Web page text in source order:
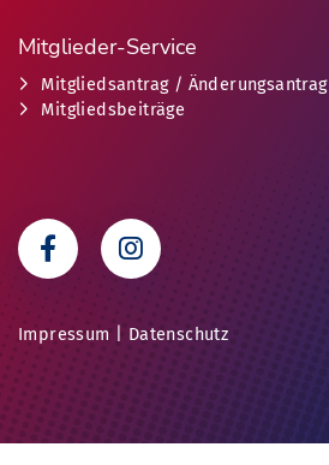
Mitglieder-Service
Mitgliedsantrag / Änderungsantrag
Mitgliedsbeiträge
Impressum Datenschutz